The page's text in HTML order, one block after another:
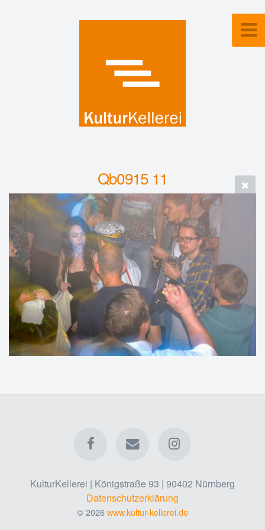
Qb0915 11
KulturKellerei | Königstraße 93 | 90402 Nürnberg
Datenschutzerklärung
© 2026www.kultur-kellerei.de